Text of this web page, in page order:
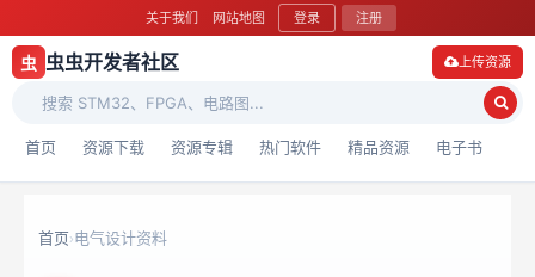
关于我们 网站地图 登录 注册
虫 虫虫开发者社区
首页 资源下载 资源专辑 热门软件 精品资源 电子书
上传资源
首页›电气设计资料